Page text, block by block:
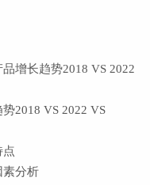
增长趋势2018 VS 2022
2018 VS 2022 VS
点
分析